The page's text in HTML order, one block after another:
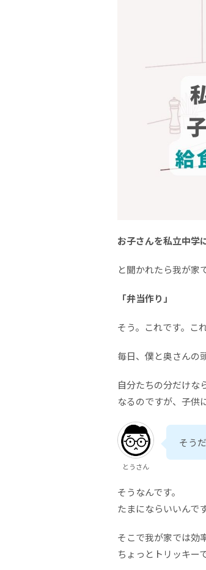
お子さんを私立中学
と聞かれたら我が家
「弁当作り」
そう。これです。こ
毎日、僕と奥さんの
自分たちの分だけな
なるのですが、子供
とうさん
そう
そうなんです。
たまにならいいんで
そこで我が家では効
ちょっとトリッキー